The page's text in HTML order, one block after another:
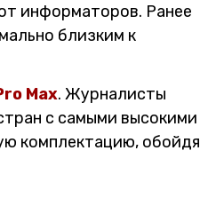
информаторов. Ранее
близким к
Max. Журналисты
с самыми высокими
комплектацию, обойдя